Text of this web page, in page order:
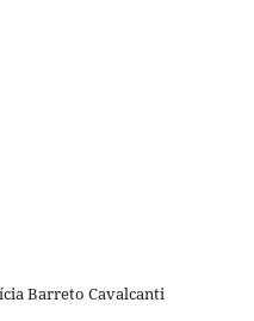
Barreto Cavalcanti